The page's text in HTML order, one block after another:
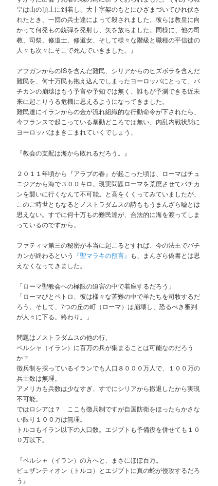
皇は山の頂上に到着し、大十字架のもとにひざまづいてひれ伏さ
れたとき、一団の兵士達によって殺されました。彼らは教皇に向
かって何発もの銃弾を発射し、矢を放ちました。同様に、他の司
教、司祭、修道士、修道女、そして様々な階級と職種の平信徒の
人々も次々にそこで死んでいきました。』
アフガンからのISを含んだ難民、シリアからのヒズボラを含んだ
難民を、何十万民も抱え込んでしまったヨーロッパにとって、バ
チカンの崩壊はもう予言や予知では無く、誰もが予測できる近未
来に起こりうる危機に思えるようになってきました。
難民達にイランからの金が流れ組織的な行動命令が下されたら、
今フランスで起こっている暴動どころでは無い、内乱内戦状態に
ヨーロッパはまきこまれていくでしょう。
『教会の支配は海から敗れるだろう。』
２０１１年頃から『アラブの春』が起こった頃は、ローマはチュ
ニジアから海で３００キロ。現実問題ローマを荒廃させてバチカ
ンを襲いに行くなんて不可能。と高をくくってみていましたが、
このご時世ともなるとノストラダムスの詩ももうまんざら嘘とは
思えない。すでに何十万もの難民達が、合法的に海を渡ってしま
っているのですから。
ファティマ第三の秘密が本当に起こるとすれば、今の法王でバチ
カンが終わるという 『聖マラキの預言』 も、まんざら偽書とは思
えなくなってきました。
「ローマ聖教会への極限の迫害の中で着座するだろう」
「ローマびとペトロ、彼は様々な苦難の中で羊たちを司牧するだ
ろう。そして、7つの丘の町（ローマ）は崩壊し、恐るべき審判
が人々に下る。終わり。」
問題はノストラダムスの他の行。
ペルシャ（イラン）に百万の兵が集まることは可能なのだろう
か？
徴兵制を採っているイランでも人口８０００万人で、１００万の
兵士数は無理。
アメリカも兵数は少なすぎ、すでにシリアから撤退したから実現
不可能。
ではロシアは？ ここも徴兵制ですが自国防衛をほったらかさな
い限り１００万は無理。
トルコもイラン以下の人口数。エジプトも予備役を併せても１０
０万以下。
『ペルシャ（イラン）の方へと、まさにほぼ百万。
ビュザンティオン（トルコ）とエジプトに真の蛇が侵攻するだろ
う』